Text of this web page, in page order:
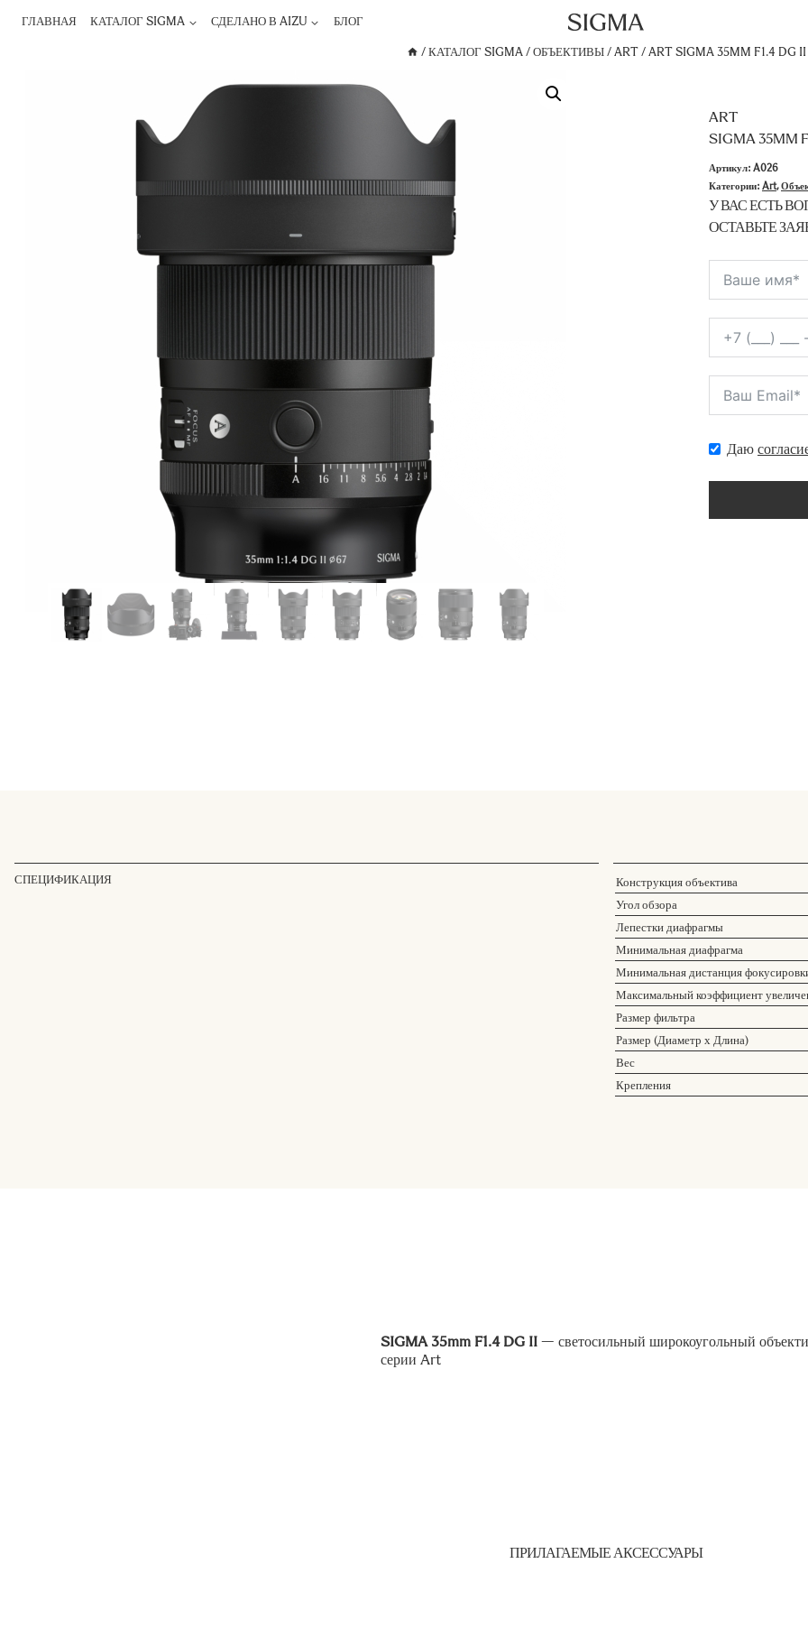
ГЛАВНАЯ КАТАЛОГ SIGMA СДЕЛАНО В AIZU БЛОГ
/ КАТАЛОГ SIGMA / ОБЪЕКТИВЫ / ART / ART SIGMA 35MM F1.4 DG II
ART
SIGMA 35MM
Артикул: A026
Категории: Art,
У ВАС ЕСТЬ
ОСТАВЬТЕ
Даю
СПЕЦИФИКАЦИЯ
Конструкция объектива
Угол обзора
Лепестки диафрагмы
Минимальная диафрагма
Минимальная дистанция
Максимальный коэффициент
Размер фильтра
Размер (Диаметр х Длина)
Вес
Крепления
SIGMA 35mm F1.4 DG II — светосильный широкоугольный
серии Art
ПРИЛАГАЕМЫЕ АКСЕССУАРЫ